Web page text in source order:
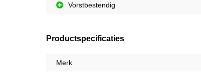
Vorstbestendig
Productspecificaties
Merk